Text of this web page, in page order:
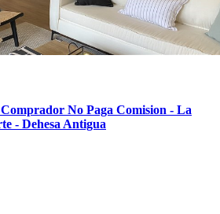
No Paga Comision - La
- Dehesa Antigua